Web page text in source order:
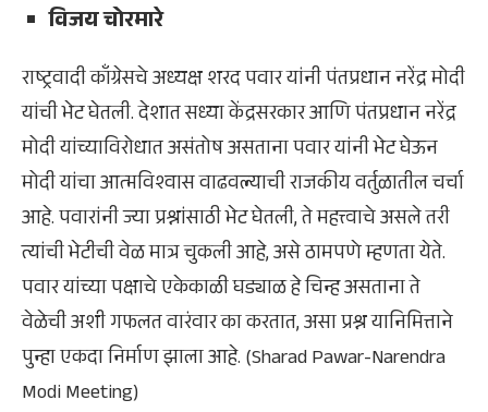
विजय चोरमारे
राष्ट्रवादी काँग्रेसचे अध्यक्ष शरद पवार यांनी पंतप्रधान नरेंद्र मोदी
यांची भेट घेतली. देशात सध्या केंद्रसरकार आणि पंतप्रधान नरेंद्र
मोदी यांच्याविरोधात असंतोष असताना पवार यांनी भेट घेऊन
मोदी यांचा आत्मविश्वास वाढवल्याची राजकीय वर्तुळातील चर्चा
आहे. पवारांनी ज्या प्रश्नांसाठी भेट घेतली, ते महत्त्वाचे असले तरी
त्यांची भेटीची वेळ मात्र चुकली आहे, असे ठामपणे म्हणता येते.
पवार यांच्या पक्षाचे एकेकाळी घड्याळ हे चिन्ह असताना ते
वेळेची अशी गफलत वारंवार का करतात, असा प्रश्न यानिमित्ताने
पुन्हा एकदा निर्माण झाला आहे. (Sharad Pawar-Narendra
Modi Meeting)